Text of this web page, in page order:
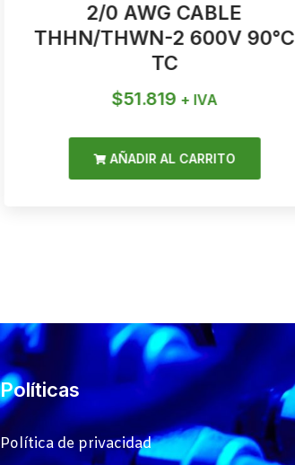
2/0 AWG CABLE
THHN/THWN-2 600V 90°C
TC
$51.819 + IVA
AÑADIR AL CARRITO
Políticas
Política de privacidad